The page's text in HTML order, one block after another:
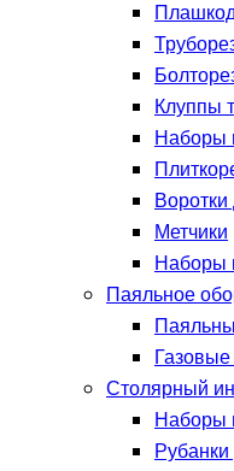
Клуппы
Наборы
Метчики
Наборы
Паяльное
Газовые
Столярный
Наборы